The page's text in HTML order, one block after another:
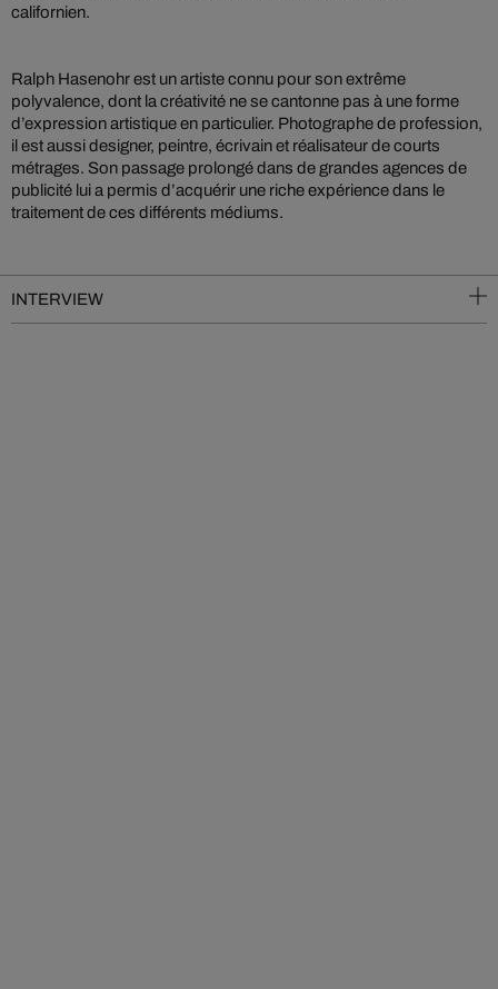
californien.
Ralph Hasenohr est un artiste connu pour son extrême
polyvalence, dont la créativité ne se cantonne pas à une forme
d’expression artistique en particulier. Photographe de profession,
il est aussi designer, peintre, écrivain et réalisateur de courts
métrages. Son passage prolongé dans de grandes agences de
publicité lui a permis d’acquérir une riche expérience dans le
traitement de ces différents médiums.
INTERVIEW